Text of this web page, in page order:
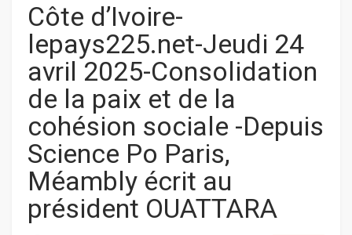
Côte d’Ivoire-
lepays225.net-Jeudi 24
avril 2025-Consolidation
de la paix et de la
cohésion sociale -Depuis
Science Po Paris,
Méambly écrit au
président OUATTARA